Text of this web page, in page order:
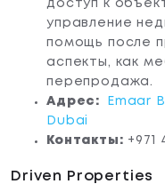
доступ к
управление
помощь после
аспекты, как
перепродажа.
Адрес:
Emaar
Dubai
Контакты: +971
Driven Properties